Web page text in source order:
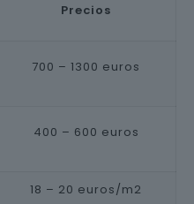
Precios
700 – 1300 euros
400 – 600 euros
18 – 20 euros/m2